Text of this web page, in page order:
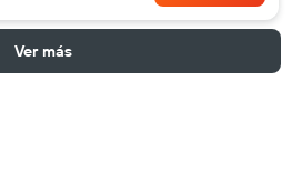
Ver más